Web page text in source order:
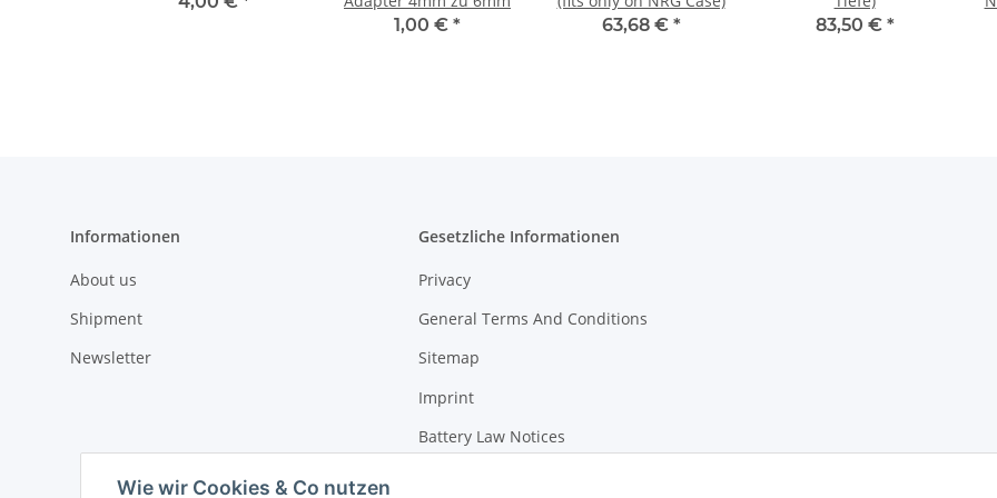
Wie wir Cookies & Co nutzen
1,00 € *
63,68 € *
83,50 € *
Informationen
About us
Shipment
Newsletter
Gesetzliche Informationen
Privacy
General Terms And Conditions
Sitemap
Imprint
Battery Law Notices